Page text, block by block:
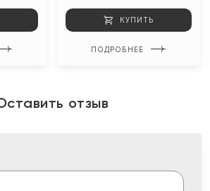
КУПИТЬ
ПОДРОБНЕЕ
отзыв